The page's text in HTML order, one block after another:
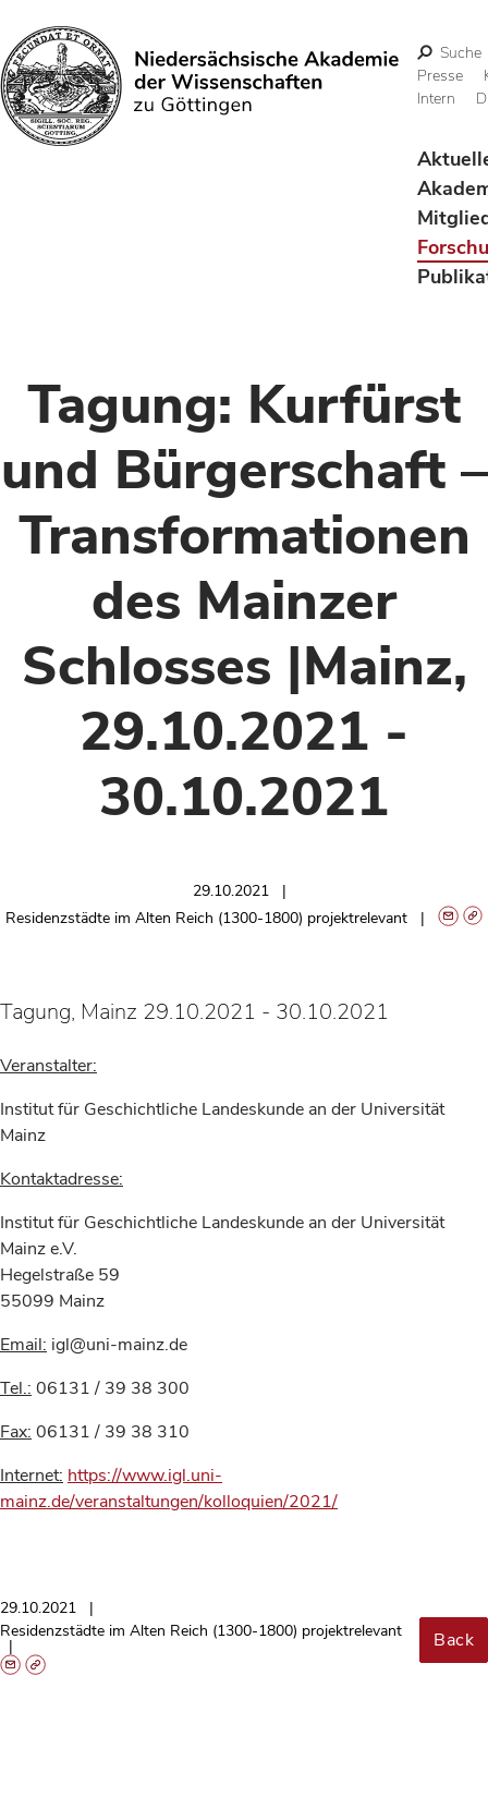
Suchen
Suche
Presse
Intern
Tagung: Kurfürst
und Bürgerschaft –
Transformationen
des Mainzer
Schlosses |Mainz,
29.10.2021 -
30.10.2021
29.10.2021
Residenzstädte im Alten Reich (1300-1800) projektrelevant
Tagung, Mainz 29.10.2021 - 30.10.2021
Veranstalter:
Institut für Geschichtliche Landeskunde an der Universität
Mainz
Kontaktadresse:
Institut für Geschichtliche Landeskunde an der Universität
Mainz e.V.
Hegelstraße 59
55099 Mainz
Email: igl@uni-mainz.de
Tel.: 06131 / 39 38 300
Fax: 06131 / 39 38 310
Internet: https://www.igl.uni-
mainz.de/veranstaltungen/kolloquien/2021/
29.10.2021
Residenzstädte im Alten Reich (1300-1800) projektrelevant
Back